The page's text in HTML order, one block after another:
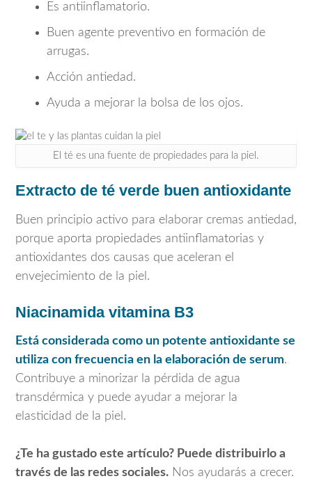
Es antiinflamatorio.
Buen agente preventivo en formación de
arrugas.
Acción antiedad.
Ayuda a mejorar la bolsa de los ojos.
El té es una fuente de propiedades para la piel.
Extracto de té verde buen antioxidante
Buen principio activo para elaborar cremas antiedad,
porque aporta propiedades antiinflamatorias y
antioxidantes dos causas que aceleran el
envejecimiento de la piel.
Niacinamida vitamina B3
Está considerada como un potente antioxidante se
utiliza con frecuencia en la elaboración de serum.
Contribuye a minorizar la pérdida de agua
transdérmica y puede ayudar a mejorar la
elasticidad de la piel.
¿Te ha gustado este artículo? Puede distribuirlo a
través de las redes sociales. Nos ayudarás a crecer.